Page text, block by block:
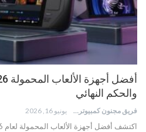
والحكم النهائي
فريق مجنون كمبيوتر يونيو 16, 2026